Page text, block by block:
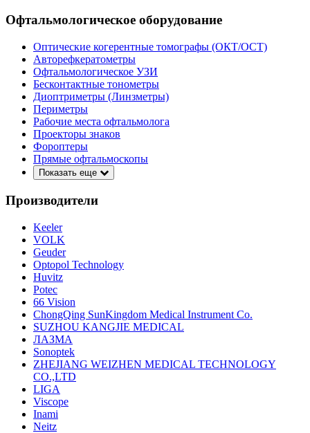
Офтальмологическое оборудование
Оптические когерентные томографы (ОКТ/ОСТ)
Авторефкератометры
Офтальмологическое УЗИ
Бесконтактные тонометры
Диоптриметры (Линзметры)
Периметры
Рабочие места офтальмолога
Проекторы знаков
Фороптеры
Прямые офтальмоскопы
Показать еще
Производители
Keeler
VOLK
Geuder
Optopol Technology
Huvitz
Potec
66 Vision
ChongQing SunKingdom Medical Instrument Co.
SUZHOU KANGJIE MEDICAL
ЛАЗМА
Sonoptek
ZHEJIANG WEIZHEN MEDICAL TECHNOLOGY
CO.,LTD
LIGA
Viscope
Inami
Neitz